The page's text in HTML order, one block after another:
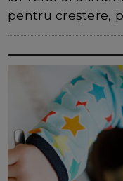
pentru creștere,